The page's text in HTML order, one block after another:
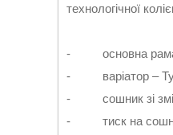
технологічної
- основна рама
- варіатор –
- сошник зі
- тиск на